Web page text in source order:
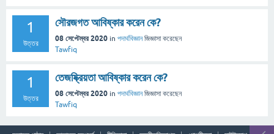
1
উত্তর
সৌরজগত আবিষ্কার করেন কে?
08 সেপ্টেম্বর 2020 in পদার্থবিজ্ঞান জিজ্ঞাসা করেছেন
Tawfiq
1
উত্তর
তেজষ্ক্রিয়তা আবিষ্কার করেন কে?
08 সেপ্টেম্বর 2020 in পদার্থবিজ্ঞান জিজ্ঞাসা করেছেন
Tawfiq